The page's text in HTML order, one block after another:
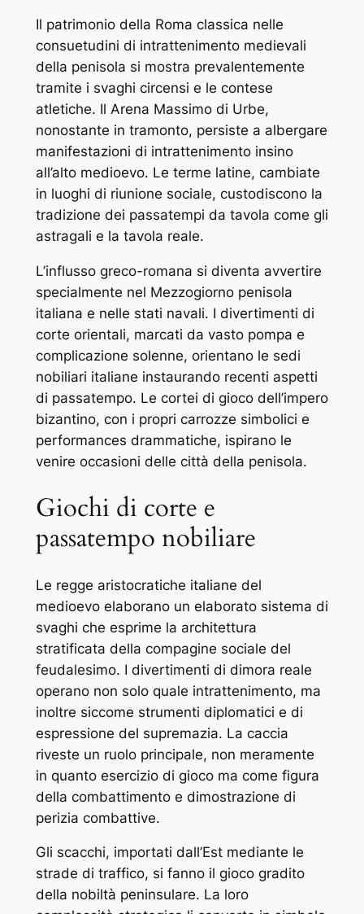
Il patrimonio della Roma classica nelle
consuetudini di intrattenimento medievali
della penisola si mostra prevalentemente
tramite i svaghi circensi e le contese
atletiche. Il Arena Massimo di Urbe,
nonostante in tramonto, persiste a albergare
manifestazioni di intrattenimento insino
all’alto medioevo. Le terme latine, cambiate
in luoghi di riunione sociale, custodiscono la
tradizione dei passatempi da tavola come gli
astragali e la tavola reale.
L’influsso greco-romana si diventa avvertire
specialmente nel Mezzogiorno penisola
italiana e nelle stati navali. I divertimenti di
corte orientali, marcati da vasto pompa e
complicazione solenne, orientano le sedi
nobiliari italiane instaurando recenti aspetti
di passatempo. Le cortei di gioco dell’impero
bizantino, con i propri carrozze simbolici e
performances drammatiche, ispirano le
venire occasioni delle città della penisola.
Giochi di corte e
passatempo nobiliare
Le regge aristocratiche italiane del
medioevo elaborano un elaborato sistema di
svaghi che esprime la architettura
stratificata della compagine sociale del
feudalesimo. I divertimenti di dimora reale
operano non solo quale intrattenimento, ma
inoltre siccome strumenti diplomatici e di
espressione del supremazia. La caccia
riveste un ruolo principale, non meramente
in quanto esercizio di gioco ma come figura
della combattimento e dimostrazione di
perizia combattive.
Gli scacchi, importati dall’Est mediante le
strade di traffico, si fanno il gioco gradito
della nobiltà peninsulare. La loro